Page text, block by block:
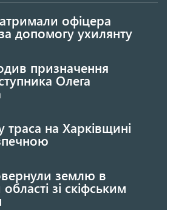
офіцера
допомогу ухилянту
призначення
Олега
траса на Харківщині
землю в
області зі скіфським